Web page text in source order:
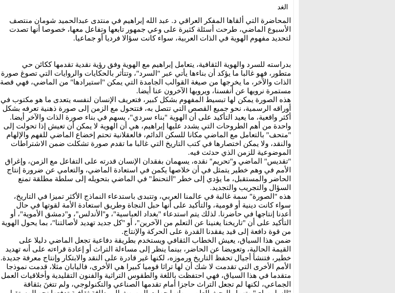
الغد
المحاضرة التي ألقاها المفكر العراقي د. عبد الله إبراهيم في منتدى عبدالحميد شومان منتصف
الأسبوع الماضي، طرحت أسئلة كثيرة على وعي جمهور تابعها وتفاعل معها، خصوصا أنها تصدت
لتحديد مفهوم الهوية في الذات العربية، سواء كانت سؤالا فرديا أو جماعيا.
بدراسته للسرد والهوية الثقافية، يتعامل إبراهيم مع الهوية وفق رؤية نقدية تقدمها ككائن حي
متطور، فهو غالبا ما يؤكد أن بناءها يأتي عبر "السرد"، وتتأثر بالحكايات والروايات التي تصوغ صورة
الذات والآخر، ما يخرجها من صيغة القوالب الجامدة التي يمكن "استيرادها" من الماضي، فهي قصة
مستمرة نرويها عن أنفسنا، ويرويها الآخرون عنا أيضا.
هذه الصورة يمكن لها تبسيط المفهوم بشكل كبير، فتعريف الإنسان لنفسه يتعدى ما هو مكتوب في
أوراقه الرسمية، نحو جميع القصص التي تتصل به، فتتحول مع الزمن إلى صورة ذهنية تعرفه بشكل
أكثر واقعية، ما يعيد التأكيد على أن الهوية "بناء سردي"، يسهم في بناء صورة الذات والآخر أيضا.
واحدة من أهم الطروحات التي يشدد عليها إبراهيم، هي أن الهوية لا يمكن أن تعيش إذا تحولت إلى
"متحف" بالتعامل مع الماضي مكانا للسكن الدائم، فالعقلانية تحتم إخضاع الماضي للفهم والإلهام
والنقد، ولا يمكن اختصارها في كتب التاريخ التي غالبا ما تقدم صورة تشكلت ضمن الاشتراطات
الموضوعية للزمن الذي حدثت فيه.
"تقديس" الماضي و"تحريم" نقده، يسهمان بفقدان الإنسان قدرته على التفاعل مع الزمن، وإغراق
الأمم في وهم خطير يتمثل في أن خلاصها يكمن في استعادة الماضي، والتعامي عن ضرورة إنتاج
الحاضر والمستقبل، ما يؤدي إلى خطر "التحنط" في الماضي بتحويله إلى سلطة مطلقة تمنع
السؤال والتجريب والتجديد.
هذه "الصورة" سمة غالبة في عالمنا العربي، وتتبدى باستدعاء النماذج الأكثر تميزا في التاريخ،
سواء كانت دينية أو قومية، والتأكيد على أنها حبل النجاة وطريق استعادة الأمة لقوتها في حال
أعدنا إنتاجها في حاضرنا. لذلك يتم استدعاء "بغداد العباسية"، و"الأندلس"، و"دمشق الأموية"، أو
التأكيد على أن "تاريخنا يغنينا عن التعلم من الآخرين"، أو "كل جديد تهديد لأصالتنا"، بما يحول الهوية
من قوة دافعة إلى قيد يفقدنا القدرة على الحركة والإنتاج.
ضمن هذا السياق، يعيش الخطاب الثقافي ويستخدم بطريقة دفاعية تجعل الماضي دليلا على
القيمة الحالية، وتعويضا عن الحاضر، بينما ينظر إلى مساءلة التراث أو إعادة قراءته على أنه تهديد
خطير، فتنشأ أجيال تحفظ التاريخ ورموزه، لكنها غير قادرة على النقد والابتكار وإنتاج معرفة جديدة.
الأمم الأخرى التي تقدمت لا شك أن لها تراثا قوميا كبيرا هي الأخرى، فاليابان مثلا، قدمت نموذجا
متقدما في هذا السياق، فهي احتفظت باللغة والطقوس التراثية والفنون التقليدية وأخلاقيات العمل
الجماعي، لكنها لم تجعل التراث حاجزا أمام تقدمها الصناعي والتكنولوجي، ولم تتغنَ بثقافة